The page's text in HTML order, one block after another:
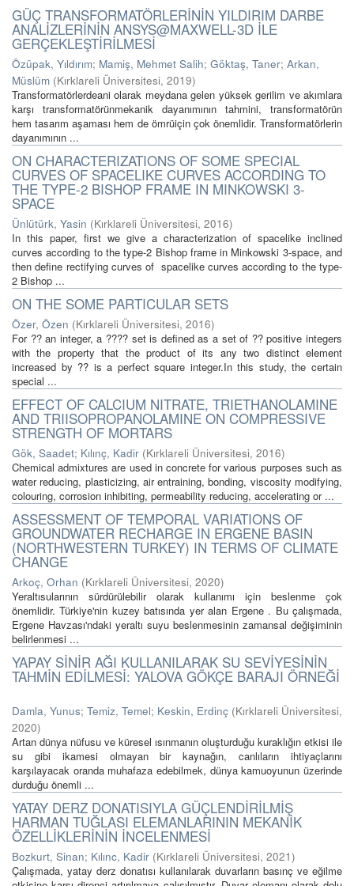
GÜÇ TRANSFORMATÖRLERİNİN YILDIRIM DARBE
ANALİZLERİNİN ANSYS@MAXWELL-3D İLE
GERÇEKLEŞTİRİLMESİ
Özüpak, Yıldırım; Mamiş, Mehmet Salih; Göktaş, Taner; Arkan,
Müslüm (Kırklareli Üniversitesi, 2019)
Transformatörlerdeani olarak meydana gelen yüksek gerilim ve akımlara
karşı transformatörünmekanik dayanımının tahmini, transformatörün
hem tasarım aşaması hem de ömrüiçin çok önemlidir. Transformatörlerin
dayanımının ...
ON CHARACTERIZATIONS OF SOME SPECIAL
CURVES OF SPACELIKE CURVES ACCORDING TO
THE TYPE-2 BISHOP FRAME IN MINKOWSKI 3-
SPACE
Ünlütürk, Yasin (Kırklareli Üniversitesi, 2016)
In this paper, first we give a characterization of spacelike inclined
curves according to the type-2 Bishop frame in Minkowski 3-space, and
then define rectifying curves of spacelike curves according to the type-
2 Bishop ...
ON THE SOME PARTICULAR SETS
Özer, Özen (Kırklareli Üniversitesi, 2016)
For ?? an integer, a ???? set is defined as a set of ?? positive integers
with the property that the product of its any two distinct element
increased by ?? is a perfect square integer.In this study, the certain
special ...
EFFECT OF CALCIUM NITRATE, TRIETHANOLAMINE
AND TRIISOPROPANOLAMINE ON COMPRESSIVE
STRENGTH OF MORTARS
Gök, Saadet; Kılınç, Kadir (Kırklareli Üniversitesi, 2016)
Chemical admixtures are used in concrete for various purposes such as
water reducing, plasticizing, air entraining, bonding, viscosity modifying,
colouring, corrosion inhibiting, permeability reducing, accelerating or ...
ASSESSMENT OF TEMPORAL VARIATIONS OF
GROUNDWATER RECHARGE IN ERGENE BASIN
(NORTHWESTERN TURKEY) IN TERMS OF CLIMATE
CHANGE
Arkoç, Orhan (Kırklareli Üniversitesi, 2020)
Yeraltısularının sürdürülebilir olarak kullanımı için beslenme çok
önemlidir. Türkiye'nin kuzey batısında yer alan Ergene . Bu çalışmada,
Ergene Havzası'ndaki yeraltı suyu beslenmesinin zamansal değişiminin
belirlenmesi ...
YAPAY SİNİR AĞI KULLANILARAK SU SEVİYESİNİN
TAHMİN EDİLMESİ: YALOVA GÖKÇE BARAJI ÖRNEĞİ
Damla, Yunus; Temiz, Temel; Keskin, Erdinç (Kırklareli Üniversitesi,
2020)
Artan dünya nüfusu ve küresel ısınmanın oluşturduğu kuraklığın etkisi ile
su gibi ikamesi olmayan bir kaynağın, canlıların ihtiyaçlarını
karşılayacak oranda muhafaza edebilmek, dünya kamuoyunun üzerinde
durduğu önemli ...
YATAY DERZ DONATISIYLA GÜÇLENDİRİLMİŞ
HARMAN TUĞLASI ELEMANLARININ MEKANİK
ÖZELLİKLERİNİN İNCELENMESİ
Bozkurt, Sinan; Kılınc, Kadir (Kırklareli Üniversitesi, 2021)
Çalışmada, yatay derz donatısı kullanılarak duvarların basınç ve eğilme